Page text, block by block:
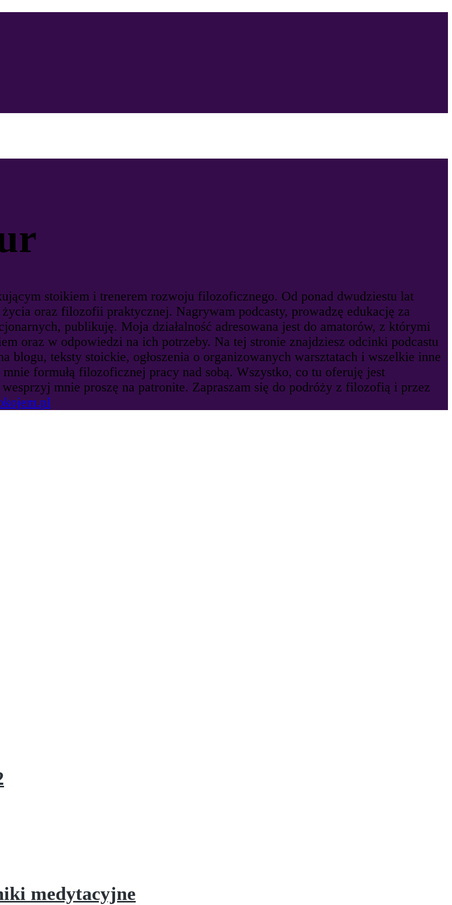
stoikiem i trenerem rozwoju filozoficznego. Od ponad dwudziestu lat
oraz filozofii praktycznej. Nagrywam podcasty, prowadzę edukację za
publikuję. Moja działalność adresowana jest do amatorów, z którymi
oraz w odpowiedzi na ich potrzeby. Na tej stronie znajdziesz odcinki podcastu
blogu, teksty stoickie, ogłoszenia o organizowanych warsztatach i wszelkie inne
formułą filozoficznej pracy nad sobą. Wszystko, co tu oferuję jest
mnie proszę na patronite. Zapraszam się do podróży z filozofią i przez
medytacyjne